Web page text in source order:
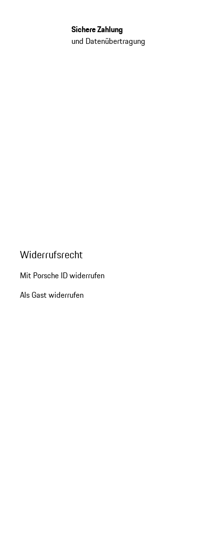
Sichere Zahlung
und Datenübertragung
Widerrufsrecht
Mit Porsche ID widerrufen
Als Gast widerrufen